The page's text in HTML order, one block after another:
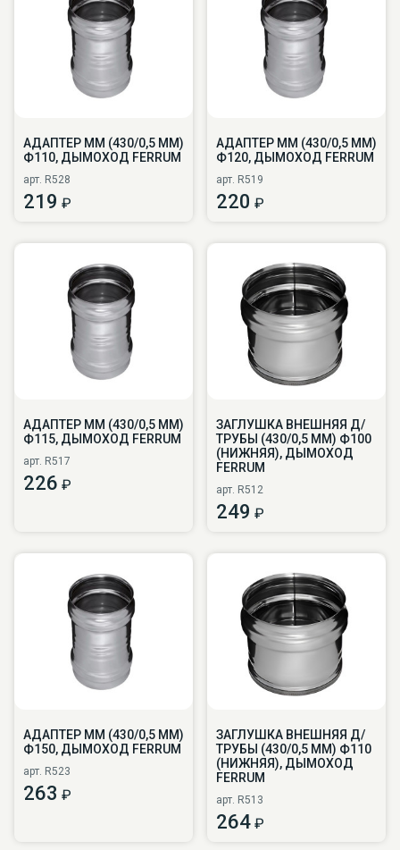
АДАПТЕР ММ (430/0,5 ММ)
Ф110, ДЫМОХОД FERRUM
арт. R528
219 ₽
АДАПТЕР ММ (430/0,5 ММ)
Ф120, ДЫМОХОД FERRUM
арт. R519
220 ₽
АДАПТЕР ММ (430/0,5 ММ)
Ф115, ДЫМОХОД FERRUM
арт. R517
226 ₽
ЗАГЛУШКА ВНЕШНЯЯ Д/
ТРУБЫ (430/0,5 ММ) Ф100
(НИЖНЯЯ), ДЫМОХОД
FERRUM
арт. R512
249 ₽
АДАПТЕР ММ (430/0,5 ММ)
Ф150, ДЫМОХОД FERRUM
арт. R523
263 ₽
ЗАГЛУШКА ВНЕШНЯЯ Д/
ТРУБЫ (430/0,5 ММ) Ф110
(НИЖНЯЯ), ДЫМОХОД
FERRUM
арт. R513
264 ₽